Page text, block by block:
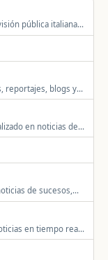
pública italiana
reportajes, blogs y
en noticias de
1996.
de sucesos,
24 horas.
en tiempo real